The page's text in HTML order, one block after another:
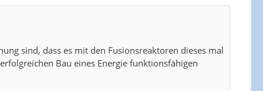
sind, dass es mit den Fusionsreaktoren dieses mal
Bau eines Energie funktionsfähigen